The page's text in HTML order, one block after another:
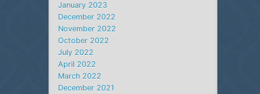
January 2023
December 2022
November 2022
October 2022
July 2022
April 2022
March 2022
December 2021